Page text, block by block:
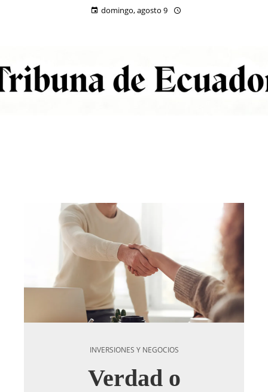
domingo, agosto 9
INVERSIONES Y NEGOCIOS
Verdad o